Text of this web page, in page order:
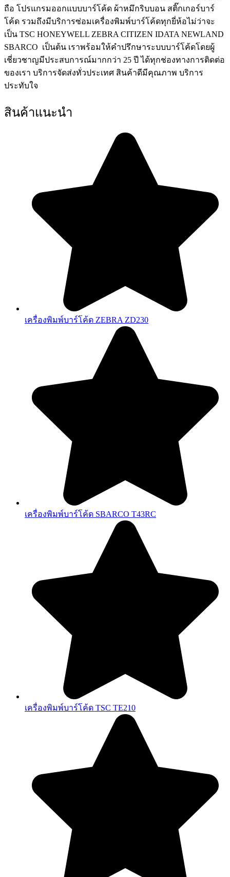
ถือ โปรแกรมออกแบบบาร์โค้ด ผ้าหมึกริบบอน สติ๊กเกอร์บาร์
โค้ด รวมถึงมีบริการซ่อมเครื่องพิมพ์บาร์โค้ดทุกยี่ห้อไม่ว่าจะ
เป็น TSC HONEYWELL ZEBRA CITIZEN IDATA NEWLAND
SBARCO เป็นต้น เราพร้อมให้คำปรึกษาระบบบาร์โค้ดโดยผู้
เชี่ยวชาญมีประสบการณ์มากกว่า 25 ปี ได้ทุกช่องทางการติดต่อ
ของเรา บริการจัดส่งทั่วประเทศ สินค้าดีมีคุณภาพ บริการ
ประทับใจ
สินค้าแนะนำ
เครื่องพิมพ์บาร์โค้ด ZEBRA ZD230
เครื่องพิมพ์บาร์โค้ด SBARCO T43RC
เครื่องพิมพ์บาร์โค้ด TSC TE210